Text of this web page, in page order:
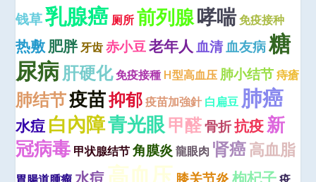
钱草乳腺癌 厕所 前列腺哮喘免疫接种
热敷肥胖牙齿 赤小豆老年人 血清血友病糖
尿病肝硬化免疫接種 H型高血压 肺小结节 痔瘡
肺结节疫苗抑郁 疫苗加強針 白扁豆 肺癌
水痘 白內障青光眼甲醛骨折抗疫新
冠病毒 甲状腺结节 角膜炎 龍眼肉 肾癌高血脂
水痘 高血压 枸杞子